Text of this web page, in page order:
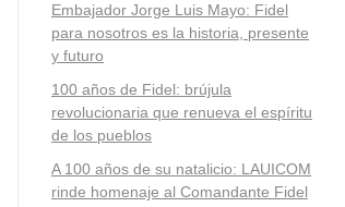
Embajador Jorge Luis Mayo: Fidel
para nosotros es la historia, presente
y futuro
100 años de Fidel: brújula
revolucionaria que renueva el espíritu
de los pueblos
A 100 años de su natalicio: LAUICOM
rinde homenaje al Comandante Fidel